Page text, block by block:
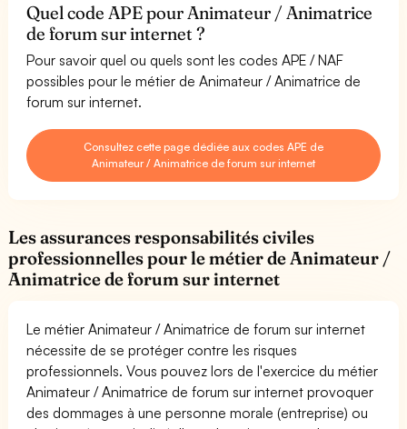
Quel code APE pour Animateur / Animatrice
de forum sur internet ?
Pour savoir quel ou quels sont les codes APE / NAF
possibles pour le métier de Animateur / Animatrice de
forum sur internet.
Consultez cette page dédiée aux codes APE de
Animateur / Animatrice de forum sur internet
Les assurances responsabilités civiles
professionnelles pour le métier de Animateur /
Animatrice de forum sur internet
Le métier Animateur / Animatrice de forum sur internet
nécessite de se protéger contre les risques
professionnels. Vous pouvez lors de l'exercice du métier
Animateur / Animatrice de forum sur internet provoquer
des dommages à une personne morale (entreprise) ou